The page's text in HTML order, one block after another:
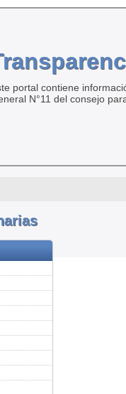
portal contiene
N°11 del consejo